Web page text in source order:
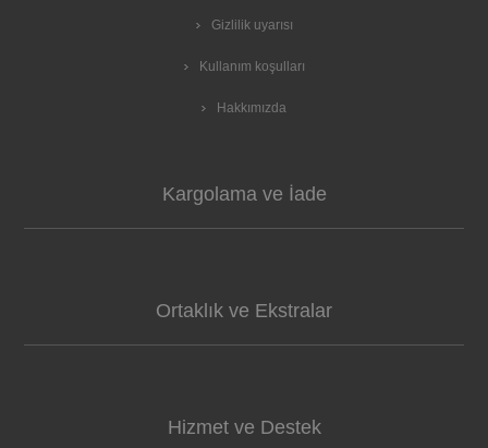
Gizlilik uyarısı
Kullanım koşulları
Hakkımızda
Kargolama ve İade
Ortaklık ve Ekstralar
Hizmet ve Destek